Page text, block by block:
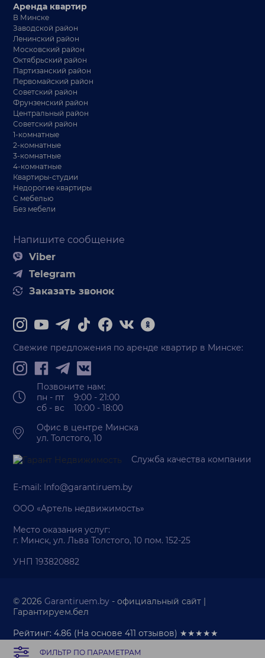
ФИЛЬТР ПО ПАРАМЕТРАМ
Напишите сообщение
Viber
Telegram
Заказать звонок
Аренда квартир
В Минске
Заводской район
Ленинский район
Московский район
Октябрьский район
Партизанский район
Первомайский район
Советский район
Фрунзенский район
Центральный район
Советский район
1-комнатные
2-комнатные
3-комнатные
4-комнатные
Квартиры-студии
Недорогие квартиры
С мебелью
Без мебели
Свежие предложения по аренде квартир в Минске:
Позвоните нам:
пн - пт 9:00 - 21:00
сб - вс 10:00 - 18:00
Офис в центре Минска
ул. Толстого, 10
Служба качества компании
E-mail: Info@garantiruem.by
ООО «Артель недвижимость»
Место оказания услуг:
г. Минск, ул. Льва Толстого, 10 пом. 152-25
УНП 193820882
© 2026Garantiruem.by - официальный сайт |
Гарантируем.бел
Рейтинг: 4.86 (На основе411 отзывов) ★★★★★
Палата риэлтеров